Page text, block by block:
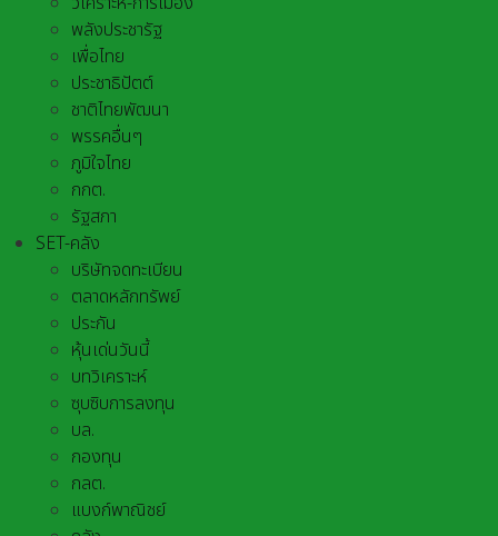
พลังประชารัฐ
เพื่อไทย
ประชาธิปัตต์
ชาติไทยพัฒนา
พรรคอื่นๆ
ภูมิใจไทย
กกต.
รัฐสภา
SET-คลัง
บริษัทจดทะเบียน
ตลาดหลักทรัพย์
ประกัน
หุ้นเด่นวันนี้
บทวิเคราะห์
ซุบซิบการลงทุน
บล.
กองทุน
กลต.
แบงก์พาณิชย์